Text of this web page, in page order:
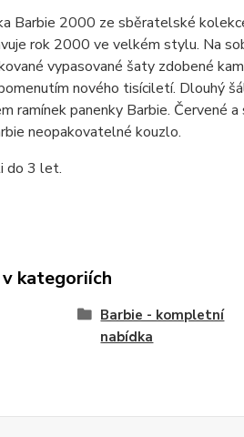
Barbie 2000 ze sběratelské
rok 2000 ve velkém stylu. Na
vypasované šaty zdobené
nového tisíciletí. Dlouhý
ramínek panenky Barbie. Červené
neopakovatelné kouzlo.
do 3 let.
kategoriích
Barbie - kompletní
nabídka